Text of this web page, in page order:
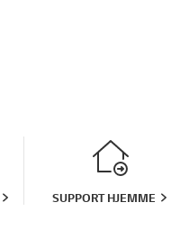
SUPPORT HJEMME